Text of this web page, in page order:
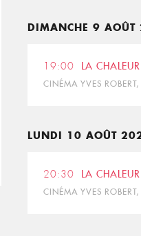
DIMANCHE 9
19:00 LA CHALEUR
CINÉMA YVES
LUNDI 10 AOÛT
20:30 LA CHALEUR
CINÉMA YVES